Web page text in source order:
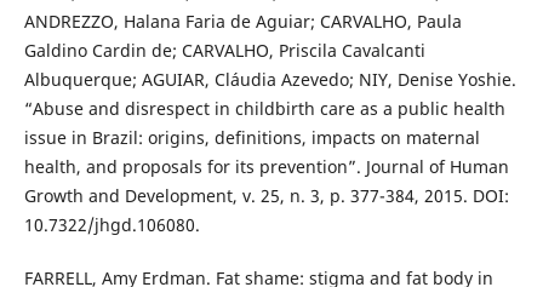
ANDREZZO, Halana Faria de Aguiar; CARVALHO, Paula
Galdino Cardin de; CARVALHO, Priscila Cavalcanti
Albuquerque; AGUIAR, Cláudia Azevedo; NIY, Denise Yoshie.
“Abuse and disrespect in childbirth care as a public health
issue in Brazil: origins, definitions, impacts on maternal
health, and proposals for its prevention”. Journal of Human
Growth and Development, v. 25, n. 3, p. 377-384, 2015. DOI:
10.7322/jhgd.106080.
FARRELL, Amy Erdman. Fat shame: stigma and fat body in